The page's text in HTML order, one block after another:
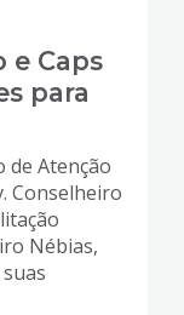
e Caps
para
de Atenção
Conselheiro
Nébias,